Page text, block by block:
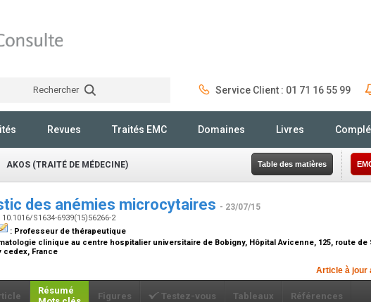
Rechercher Service Client : 01 71 16 55 99
Revues Traités EMC Domaines Livres
AKOS (TRAITÉ DE MÉDECINE) Table des matières
des anémies microcytaires - 23/07/15
S1634-6939(15)56266-2
: Professeur de thérapeutique
clinique au centre hospitalier universitaire de Bobigny, Hôpital Avicenne, 125, route de
cedex, France
Article à jour
Résumé
Figures Testez-vous Tableaux Références